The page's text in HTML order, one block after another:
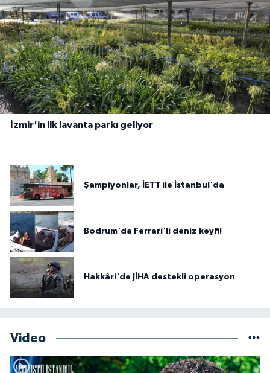
İzmir'in ilk lavanta parkı geliyor
Şampiyonlar, İETT ile İstanbul'da
Bodrum'da Ferrari'li deniz keyfi!
Hakkâri'de JİHA destekli operasyon
Video